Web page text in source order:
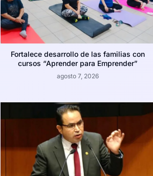
Fortalece desarrollo de las familias con
cursos “Aprender para Emprender”
agosto 7, 2026